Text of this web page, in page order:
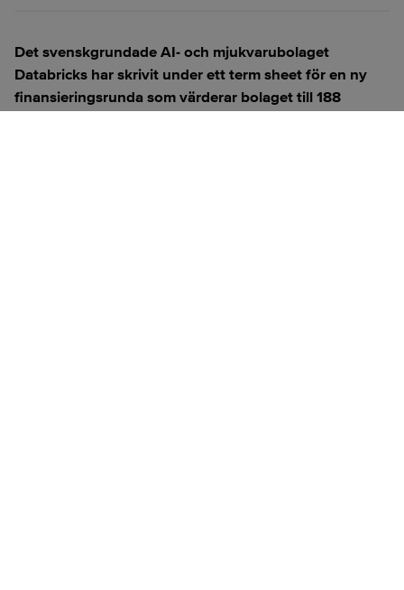
Det svenskgrundade AI- och mjukvarubolaget
Databricks har skrivit under ett term sheet för en ny
finansieringsrunda som värderar bolaget till 188